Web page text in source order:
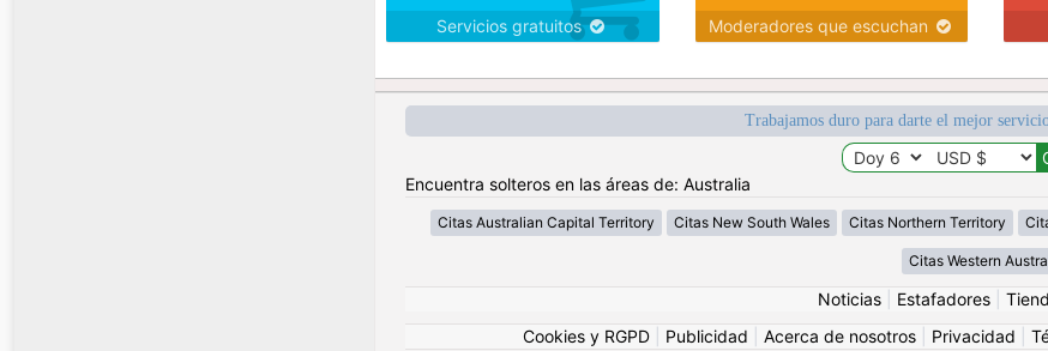
Servicios gratuitos Moderadores que escuchan
Trabajamos duro para darte el mejor
Encuentra solteros en las áreas de: Australia
Citas Australian Capital Territory Citas New South Wales Citas Northern Territory
Citas Western
Noticias Estafadores
Cookies y RGPD
Publicidad Acerca de nosotros Privacidad